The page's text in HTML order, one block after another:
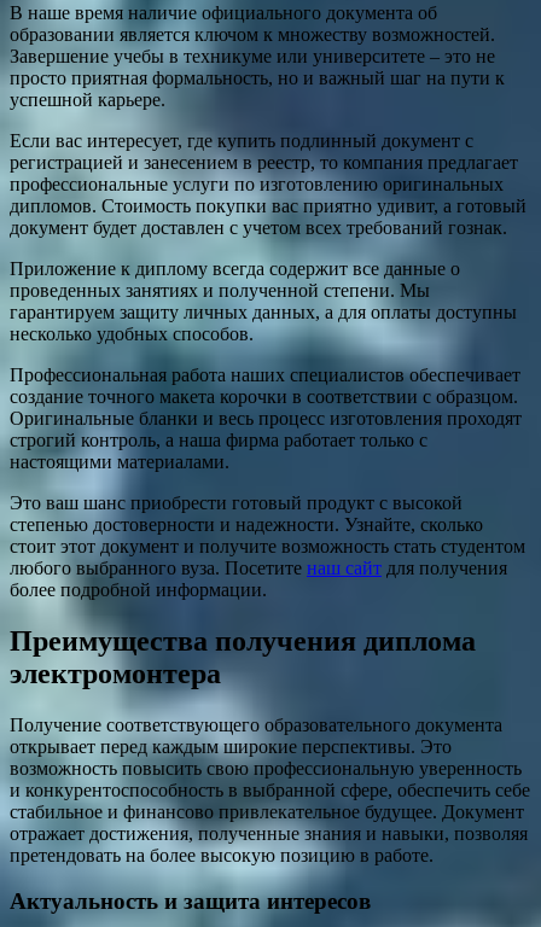
В наше время наличие официального документа об
образовании является ключом к множеству возможностей.
Завершение учебы в техникуме или университете – это не
просто приятная формальность, но и важный шаг на пути к
успешной карьере.
Если вас интересует, где купить подлинный документ с
регистрацией и занесением в реестр, то компания предлагает
профессиональные услуги по изготовлению оригинальных
дипломов. Стоимость покупки вас приятно удивит, а готовый
документ будет доставлен с учетом всех требований гознак.
Приложение к диплому всегда содержит все данные о
проведенных занятиях и полученной степени. Мы
гарантируем защиту личных данных, а для оплаты доступны
несколько удобных способов.
Профессиональная работа наших специалистов обеспечивает
создание точного макета корочки в соответствии с образцом.
Оригинальные бланки и весь процесс изготовления проходят
строгий контроль, а наша фирма работает только с
настоящими материалами.
Это ваш шанс приобрести готовый продукт с высокой
степенью достоверности и надежности. Узнайте, сколько
стоит этот документ и получите возможность стать студентом
любого выбранного вуза. Посетите наш сайт для получения
более подробной информации.
Преимущества получения диплома
электромонтера
Получение соответствующего образовательного документа
открывает перед каждым широкие перспективы. Это
возможность повысить свою профессиональную уверенность
и конкурентоспособность в выбранной сфере, обеспечить себе
стабильное и финансово привлекательное будущее. Документ
отражает достижения, полученные знания и навыки, позволяя
претендовать на более высокую позицию в работе.
Актуальность и защита интересов